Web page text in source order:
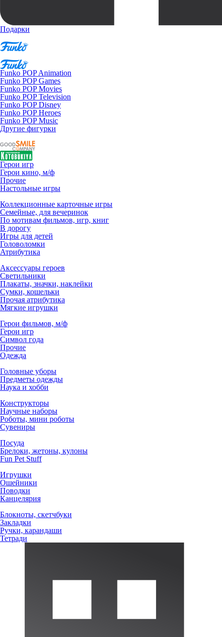
Подарки
Funko POP Animation
Funko POP Games
Funko POP Movies
Funko POP Television
Funko POP Disney
Funko POP Heroes
Funko POP Music
Другие фигурки
Герои игр
Герои кино, м/ф
Прочие
Настольные игры
Коллекционные карточные игры
Семейные, для вечеринок
По мотивам фильмов, игр, книг
В дорогу
Игры для детей
Головоломки
Атрибутика
Аксессуары героев
Светильники
Плакаты, значки, наклейки
Сумки, кошельки
Прочая атрибутика
Мягкие игрушки
Герои фильмов, м/ф
Герои игр
Символ года
Прочие
Одежда
Головные уборы
Предметы одежды
Наука и хобби
Конструкторы
Научные наборы
Роботы, мини роботы
Сувениры
Посуда
Брелоки, жетоны, кулоны
Fun Pet Stuff
Игрушки
Ошейники
Поводки
Канцелярия
Блокноты, скетчбуки
Закладки
Ручки, карандаши
Тетради